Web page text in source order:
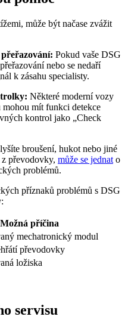
může být načase zvážit
Pokud vaše DSG
nebo se nedaří
k zásahu specialisty.
Některé moderní vozy
mít funkci detekce
kontrol jako „Check
broušení, hukot nebo jiné
převodovky, může se jednat o
problémů.
příznaků problémů s DSG
Možná příčina
mechatronický modul
převodovky
ložiska
servisu